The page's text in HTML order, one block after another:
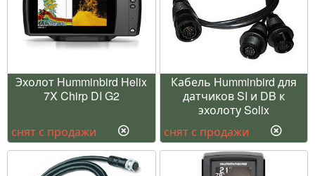
Эхолот Humminbird Helix
7X Chirp DI G2
снят с продажи
Кабель Humminbird для
датчиков SI и DB к
эхолоту Solix
снят с продажи